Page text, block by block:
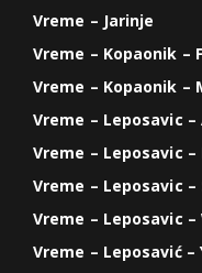
Vreme – Jarinje
Vreme – Kopaonik –
Vreme – Kopaonik –
Vreme – Leposavic
Vreme – Leposavic
Vreme – Leposavic
Vreme – Leposavic
Vreme – Leposavić –